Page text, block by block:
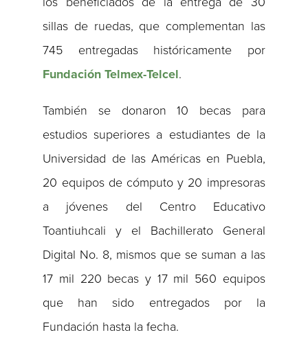
sillas de ruedas, que complementan las
745 entregadas históricamente por
Fundación Telmex-Telcel.
También se donaron 10 becas para
estudios superiores a estudiantes de la
Universidad de las Américas en Puebla,
20 equipos de cómputo y 20 impresoras
a jóvenes del Centro Educativo
Toantiuhcali y el Bachillerato General
Digital No. 8, mismos que se suman a las
17 mil 220 becas y 17 mil 560 equipos
que han sido entregados por la
Fundación hasta la fecha.